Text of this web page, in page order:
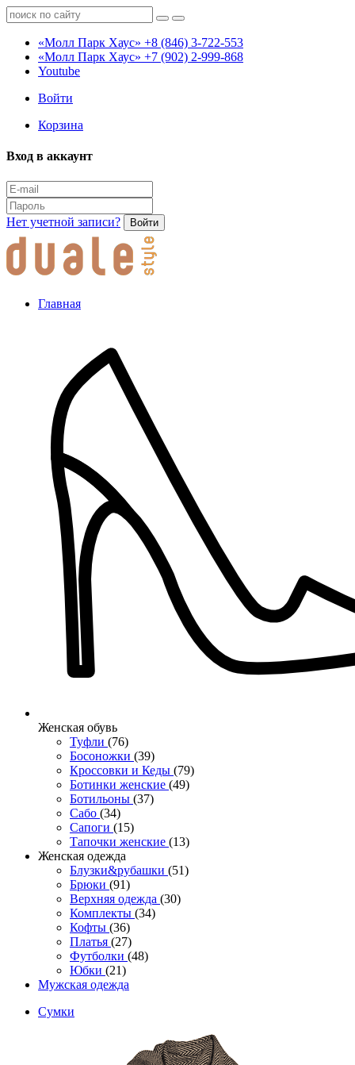
«Молл Парк Хаус» +8 (846) 3-722-553
«Молл Парк Хаус» +7 (902) 2-999-868
Youtube
Войти
Корзина
Вход в аккаунт
Нет учетной записи? Войти
Главная
Женcкая обувь
Туфли (76)
Босоножки (39)
Кроссовки и Кеды (79)
Ботинки женские (49)
Ботильоны (37)
Сабо (34)
Сапоги (15)
Тапочки женские (13)
Женская одежда
Блузки&рубашки (51)
Брюки (91)
Верхняя одежда (30)
Комплекты (34)
Кофты (36)
Платья (27)
Футболки (48)
Юбки (21)
Мужская одежда
Сумки